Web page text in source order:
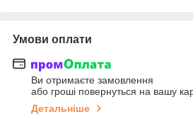
Умови оплати
Ви отримаєте замовлення
або гроші повернуться на вашу
Детальніше